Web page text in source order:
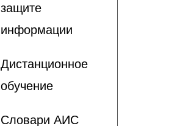
защите
информации
Дистанционное
обучение
Словари АИС